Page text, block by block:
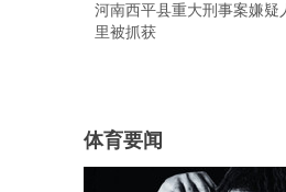
河南西平县重大刑事案嫌疑
里被抓获
体育要闻